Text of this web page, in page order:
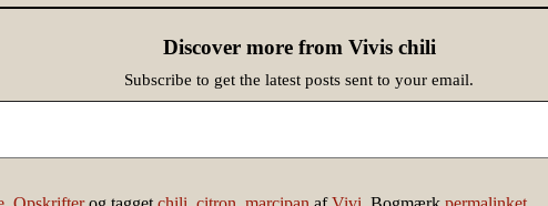
Discover more from Vivis chili
Subscribe to get the latest posts sent to your email.